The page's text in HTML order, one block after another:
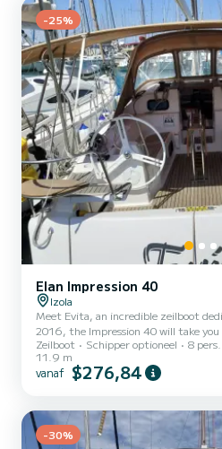
-25%
Elan Impression 40
Izola
Meet Evita, an incredible zeilboot
2016, the Impression 40 will take
anchorages in Izola. The zeilboot is 12 meters in length with 39
horsepower. The 3 cabins can
cruising. Dit Impression 40 is uitgerust met2 toilets met douche.
Boegschroef, TV, Buitenluidsprekers,
Zeilboot Schipper optioneel 8 pers.
11.9 m
vanaf $276,84
-30%